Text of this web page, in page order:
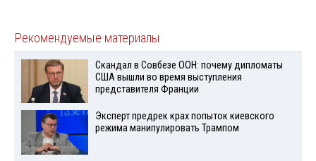
Рекомендуемые материалы
Скандал в Совбезе ООН: почему дипломаты
США вышли во время выступления
представителя Франции
Эксперт предрек крах попыток киевского
режима манипулировать Трампом